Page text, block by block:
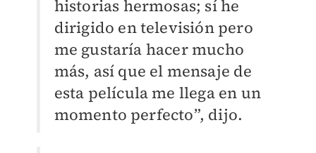
historias hermosas; sí he
dirigido en televisión pero
me gustaría hacer mucho
más, así que el mensaje de
esta película me llega en un
momento perfecto”, dijo.